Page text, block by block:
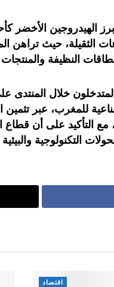
الهيدروجين الأخضر
الثقيلة، حيث تراهن
النظيفة والمنتجات
خلال المنتدى
للمغرب، عبر
مع التأكيد على أن
التكنولوجية والبيئية
اقتصاد